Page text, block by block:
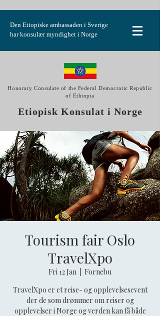
Den Etiopiske ambassaden i Sverige
har konsulær myndighet i Norge
Honorary Consulate of the Federal Democratic Republic
of Ethiopia
Etiopisk Konsulat i Norge
Tourism fair Oslo
TravelXpo
Fri 12 Jan
Fornebu
TravelXpo er et reise- og opplevelsesevent
der de som drømmer om reiser og
opplevelser i Norge og verden kan få både